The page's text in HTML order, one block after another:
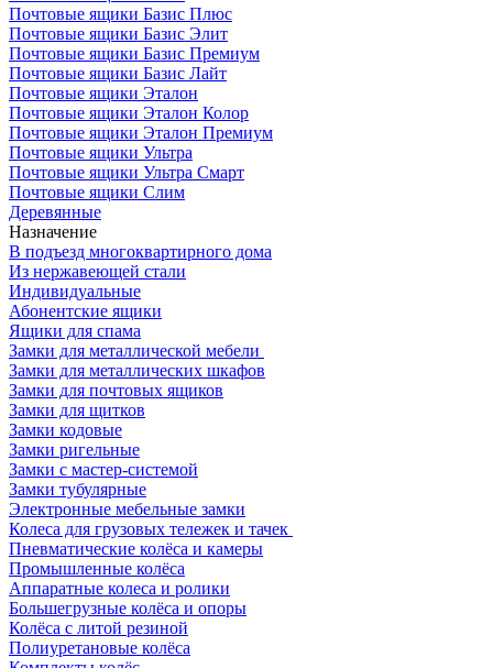
Почтовые ящики Базис Плюс
Почтовые ящики Базис Элит
Почтовые ящики Базис Премиум
Почтовые ящики Базис Лайт
Почтовые ящики Эталон
Почтовые ящики Эталон Колор
Почтовые ящики Эталон Премиум
Почтовые ящики Ультра
Почтовые ящики Ультра Смарт
Почтовые ящики Слим
Деревянные
Назначение
В подъезд многоквартирного дома
Из нержавеющей стали
Индивидуальные
Абонентские ящики
Ящики для спама
Замки для металлической мебели
Замки для металлических шкафов
Замки для почтовых ящиков
Замки для щитков
Замки кодовые
Замки ригельные
Замки с мастер-системой
Замки тубулярные
Электронные мебельные замки
Колеса для грузовых тележек и тачек
Пневматические колёса и камеры
Промышленные колёса
Аппаратные колеса и ролики
Большегрузные колёса и опоры
Колёса с литой резиной
Полиуретановые колёса